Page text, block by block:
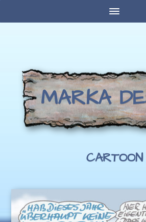
MARKA
CARTOON